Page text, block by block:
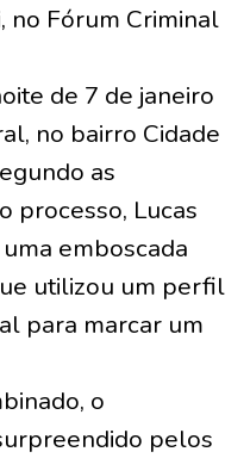
no Fórum Criminal
de 7 de janeiro
no bairro Cidade
as
processo, Lucas
emboscada
utilizou um perfil
para marcar um
o
pelos